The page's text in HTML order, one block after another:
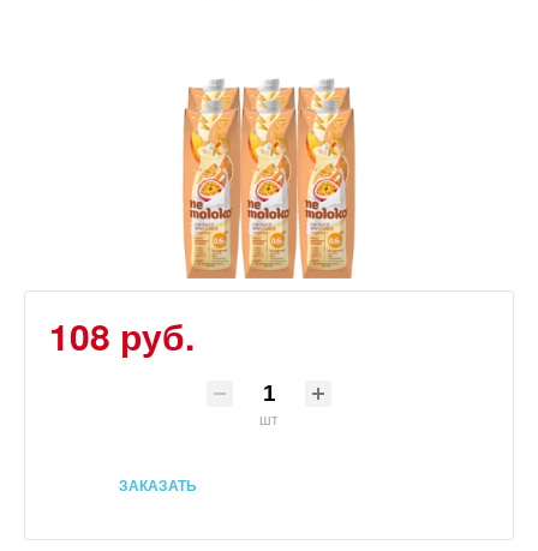
108 руб.
шт
ЗАКАЗАТЬ